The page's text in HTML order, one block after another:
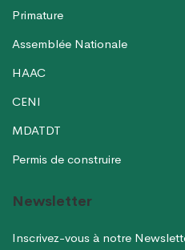
Primature
Assemblée Nationale
HAAC
CENI
MDATDT
Permis de construire
Newsletter
Inscrivez-vous à notre